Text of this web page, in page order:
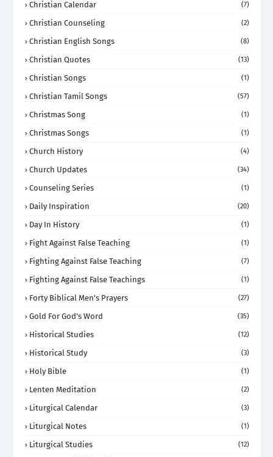
Christian Calendar (7)
Christian Counseling (2)
Christian English Songs (8)
Christian Quotes (13)
Christian Songs (1)
Christian Tamil Songs (57)
Christmas Song (1)
Christmas Songs (1)
Church History (4)
Church Updates (34)
Counseling Series (1)
Daily Inspiration (20)
Day In History (1)
Fight Against False Teaching (1)
Fighting Against False Teaching (7)
Fighting Against False Teachings (1)
Forty Biblical Men's Prayers (27)
Gold For God's Word (35)
Historical Studies (12)
Historical Study (3)
Holy Bible (1)
Lenten Meditation (2)
Liturgical Calendar (3)
Liturgical Notes (1)
Liturgical Studies (12)